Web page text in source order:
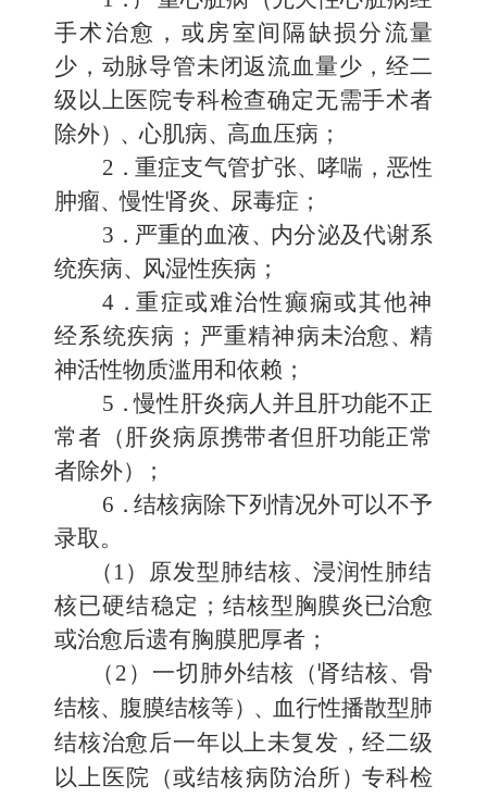
手术治愈，或房室间隔缺损分流量
少，动脉导管未闭返流血量少，经二
级以上医院专科检查确定无需手术者
除外）、心肌病、 高血压病；
2 ． 重症支气管扩张、 哮喘，恶性
肿瘤、慢性肾炎、 尿毒症；
3 ． 严重的血液、 内分泌及代谢系
统疾病、 风湿性疾病；
4 ． 重症或难治性癫痫或其他神
经系统疾病；严重精神病未治愈、精
神活性物质滥用和依赖；
5 ．慢性肝炎病人并且肝功能不正
常者（肝炎病原携带者但肝功能正常
者除外）
；
6 ．结核病除下列情况外可以不予
录取。
（ 1） 原发型肺结核、 浸润性肺结
核已硬结稳定；结核型胸膜炎已治愈
或治愈后遗有胸膜肥厚者；
（ 2 ） 一切肺外结核 （肾结核、骨
结核、 腹膜结核等）、 血行性播散型肺
结核治愈后一年以上未复发，经二级
以上医院 （或结核病防治所 ） 专科检